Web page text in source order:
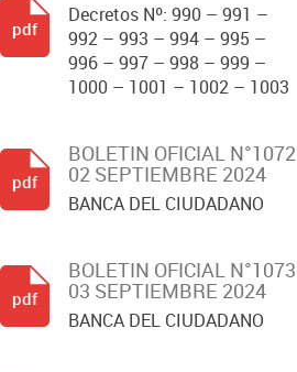
Decretos Nº: 990 – 991 –
992 – 993 – 994 – 995 –
996 – 997 – 998 – 999 –
1000 – 1001 – 1002 – 1003
pdf
BOLETIN OFICIAL N°1072
02 SEPTIEMBRE 2024
BANCA DEL CIUDADANO
pdf
BOLETIN OFICIAL N°1073
03 SEPTIEMBRE 2024
BANCA DEL CIUDADANO
pdf